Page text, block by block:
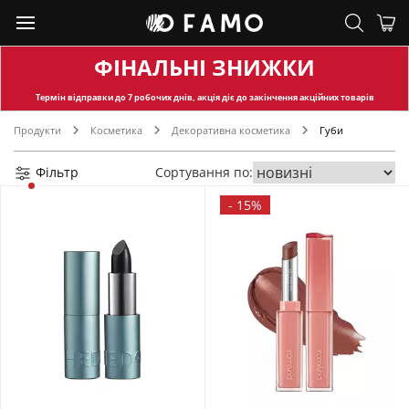
ФІНАЛЬНІ ЗНИЖКИ
Термін відправкидо 7 робочих днів, акція діє до закінчення акційних товарів
Продукти Косметика Декоративна косметика Губи
Фільтр
Сортування по:
- 15%